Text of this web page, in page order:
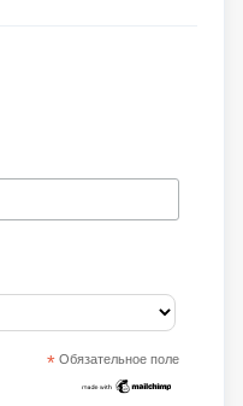
* Обязательное поле